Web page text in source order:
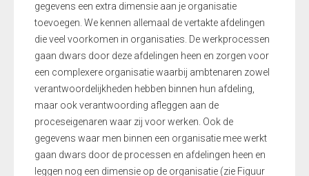
gegevens een extra dimensie aan je organisatie
toevoegen. We kennen allemaal de vertakte afdelingen
die veel voorkomen in organisaties. De werkprocessen
gaan dwars door deze afdelingen heen en zorgen voor
een complexere organisatie waarbij ambtenaren zowel
verantwoordelijkheden hebben binnen hun afdeling,
maar ook verantwoording afleggen aan de
proceseigenaren waar zij voor werken. Ook de
gegevens waar men binnen een organisatie mee werkt
gaan dwars door de processen en afdelingen heen en
leggen nog een dimensie op de organisatie (zie Figuur